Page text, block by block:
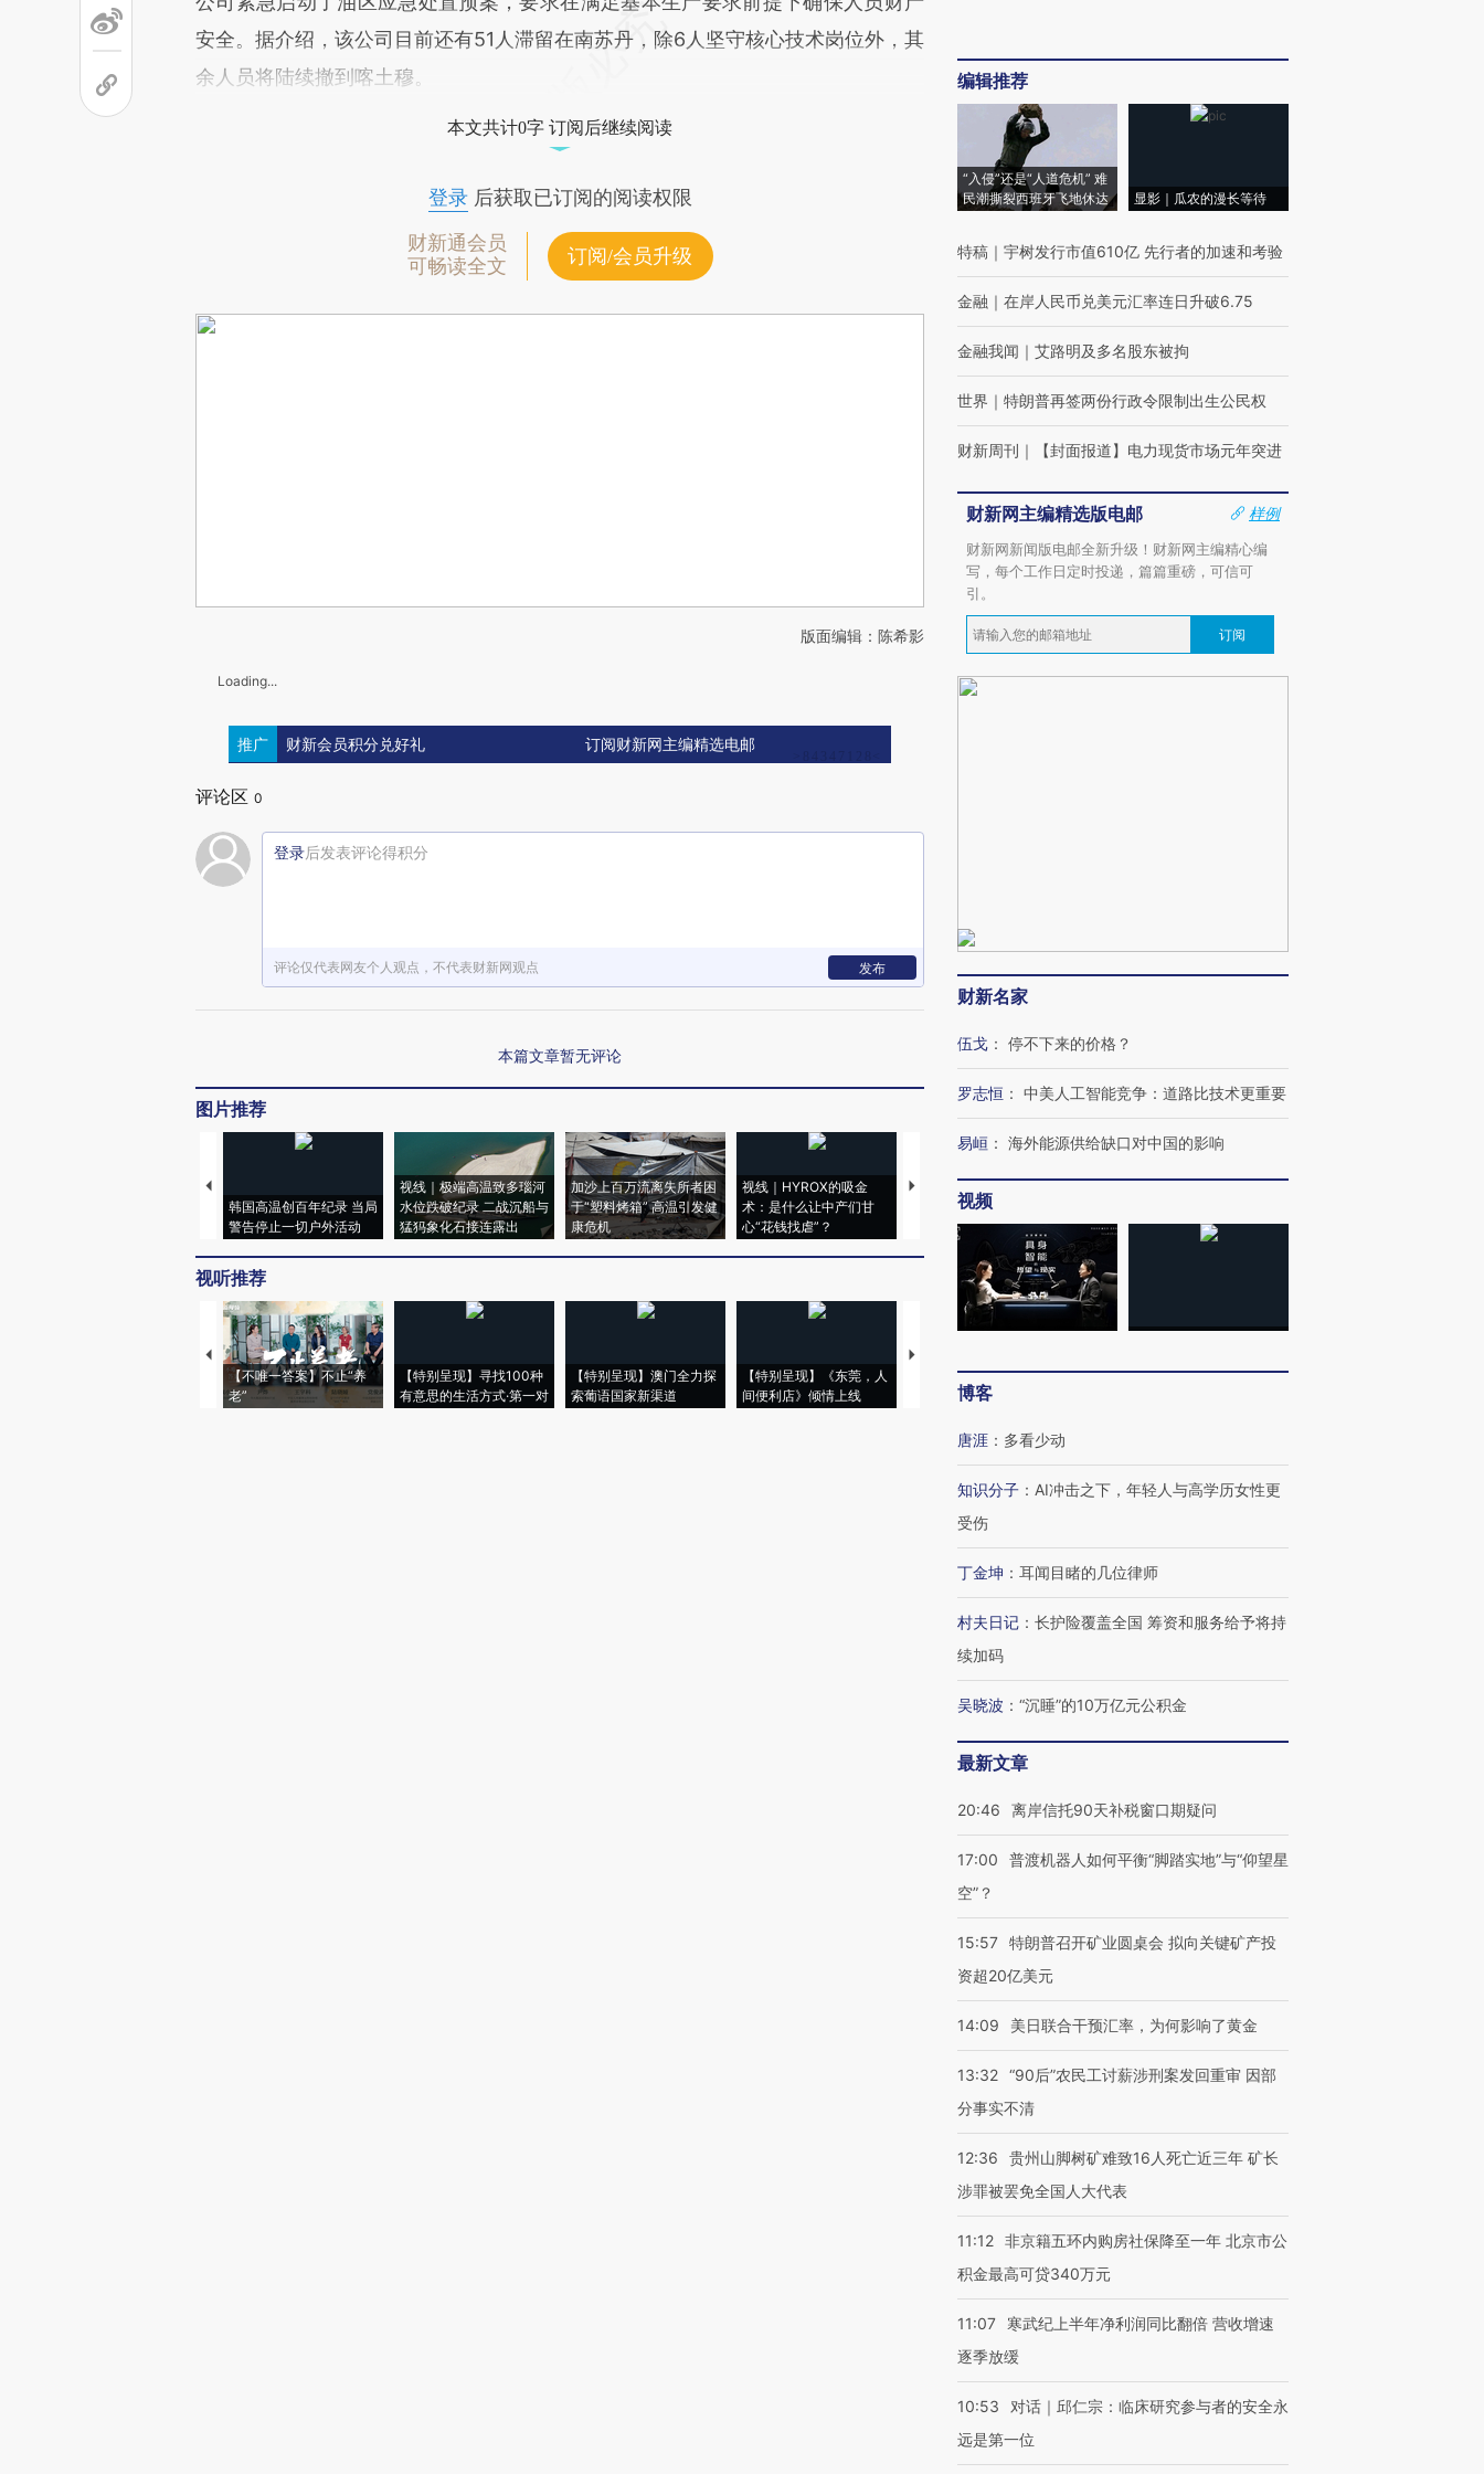
安全。据介绍，该公司目前还有51人滞留在南苏丹，除6人坚守核心技术岗位外，其
余人员将陆续撤到喀土穆。
本文共计0字 订阅后继续阅读
登录后获取已订阅的阅读权限
财新通会员
可畅读全文
订阅/会员升级
版面编辑：陈希影
Loading...
推广 财新会员积分兑好礼 订阅财新网主编精选电邮
评论区 0
登录后发表评论得积分
评论仅代表网友个人观点，不代表财新网观点 发布
本篇文章暂无评论
图片推荐
韩国高温创百年纪录 当局
警告停止一切户外活动
视线｜极端高温致多瑙河
水位跌破纪录 二战沉船与
猛犸象化石接连露出
加沙上百万流离失所者困
于“塑料烤箱” 高温引发健
康危机
视线｜HYROX的吸金
术：是什么让中产们甘
心“花钱找虐”？
马航飞行员跨国走私7万
粒摇头丸 尿检体内含3种
育部长拱下台
飞地休达
视听推荐
【不唯一答案】不止“养
老”
【特别呈现】寻找100种
有意思的生活方式·第一对
【特别呈现】澳门全力探
索葡语国家新渠道
【特别呈现】《东莞，人
间便利店》倾情上线
【推广】走进第四届链博
会，让数智科技“链”接产
【特别呈现】寻找100种
CFO：不靠规模取胜，华
编辑推荐
“入侵”还是“人道危机” 难
民潮撕裂西班牙飞地休达
显影｜瓜农的漫长等待
特稿 ｜ 宇树发行市值610亿 先行者的加速和考验
金融 ｜ 在岸人民币兑美元汇率连日升破6.75
金融我闻 ｜ 艾路明及多名股东被拘
世界 ｜ 特朗普再签两份行政令限制出生公民权
财新周刊 ｜ 【封面报道】电力现货市场元年突进
财新网主编精选版电邮
样例
财新网新闻版电邮全新升级！财新网主编精心编
写，每个工作日定时投递，篇篇重磅，可信可
引。
订阅
财新名家
伍戈 ： 停不下来的价格？
罗志恒 ： 中美人工智能竞争：道路比技术更重要
易峘 ： 海外能源供给缺口对中国的影响
视频
博客
唐涯 ： 多看少动
知识分子 ： AI冲击之下，年轻人与高学历女性更
受伤
丁金坤 ： 耳闻目睹的几位律师
村夫日记 ： 长护险覆盖全国 筹资和服务给予将持
续加码
吴晓波 ： “沉睡”的10万亿元公积金
最新文章
20:46 离岸信托90天补税窗口期疑问
17:00
普渡机器人如何平衡“脚踏实地”与“仰望星
空”？
15:57 特朗普召开矿业圆桌会 拟向关键矿产投
资超20亿美元
14:09 美日联合干预汇率，为何影响了黄金
13:32 “90后”农民工讨薪涉刑案发回重审 因部
分事实不清
12:36
贵州山脚树矿难致16人死亡近三年 矿长
涉罪被罢免全国人大代表
11:12 非京籍五环内购房社保降至一年 北京市公
积金最高可贷340万元
11:07
寒武纪上半年净利润同比翻倍 营收增速
逐季放缓
10:53
对话｜邱仁宗：临床研究参与者的安全永
远是第一位